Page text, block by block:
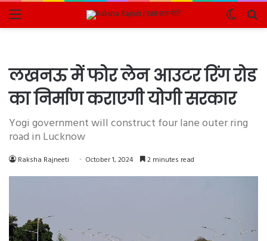
Menu
Switch
skin
लखनऊ में फोर लेन आउटर रिंग रोड
का निर्माण कराएगी योगी सरकार
Yogi government will construct four lane outer ring
road in Lucknow
Raksha Rajneeti October 1, 2024 2 minutes read